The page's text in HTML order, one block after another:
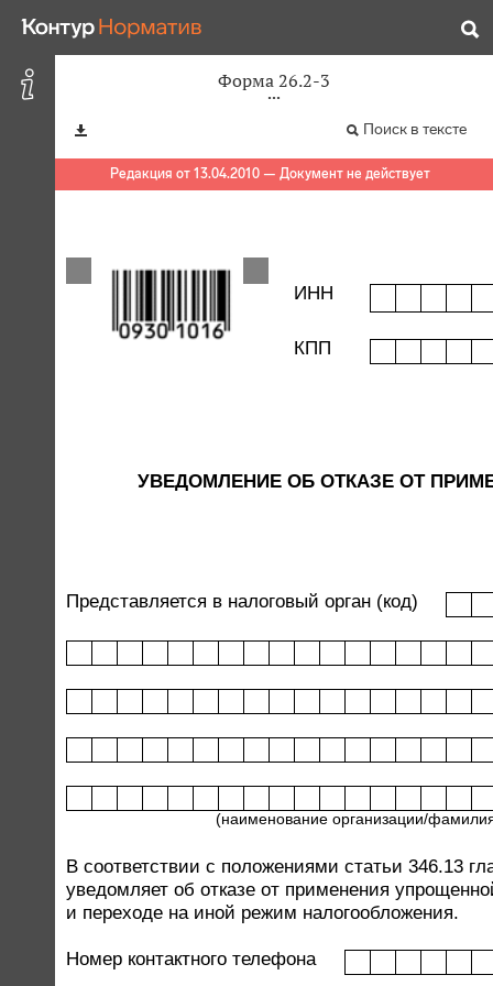
Форма 26.2-3
Поиск в тексте
Редакция от 13.04.2010 — Документ не действует
ИНН
КПП
УВЕДОМЛЕНИЕ ОБ ОТКАЗЕ ОТ
Представляется в налоговый орган (код)
(наименование организации/
В соответствии с положениями статьи 346.13
уведомляет об отказе от применения
и переходе на иной режим налогообложения.
Номер контактного телефона